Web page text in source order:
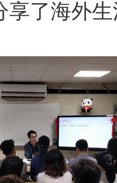
享了海外